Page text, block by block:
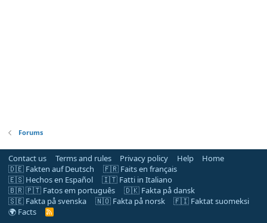
Forums
Contact us Terms and rules Privacy policy Help
Home
🇩🇪 Fakten auf Deutsch
🇫🇷 Faits en français
🇪🇸 Hechos en Español
🇮🇹 Fatti in Italiano
🇧🇷 🇵🇹 Fatos em português
🇩🇰 Fakta på dansk
🇸🇪 Fakta på svenska
🇳🇴 Fakta på norsk
🇫🇮 Faktat suomeksi
🌍 Facts
R